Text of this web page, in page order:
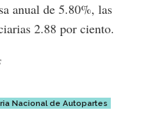
anual de 5.80%, las
2.88 por ciento.
Nacional de Autopartes